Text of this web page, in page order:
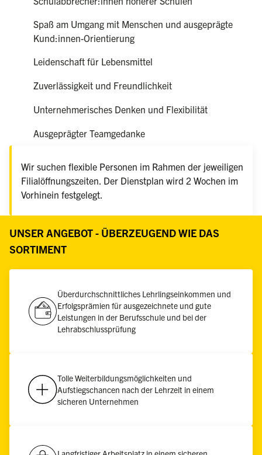
Spaß am Umgang mit Menschen und ausgeprägte
Kund:innen-Orientierung
Leidenschaft für Lebensmittel
Zuverlässigkeit und Freundlichkeit
Unternehmerisches Denken und Flexibilität
Ausgeprägter Teamgedanke
Wir suchen flexible Personen im Rahmen der jeweiligen
Filialöffnungszeiten. Der Dienstplan wird 2 Wochen im
Vorhinein festgelegt.
UNSER ANGEBOT - ÜBERZEUGEND WIE DAS
SORTIMENT
Überdurchschnittliches Lehrlingseinkommen und
Erfolgsprämien für ausgezeichnete und gute
Leistungen in der Berufsschule und bei der
Lehrabschlussprüfung
Tolle Weiterbildungsmöglichkeiten und
Aufstiegschancen nach der Lehrzeit in einem
sicheren Unternehmen